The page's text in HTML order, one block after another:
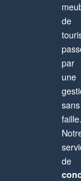
de
par
une
sans
faille.
de